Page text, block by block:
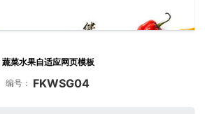
蔬菜水果自适应网页模板
编号： FKWSG04